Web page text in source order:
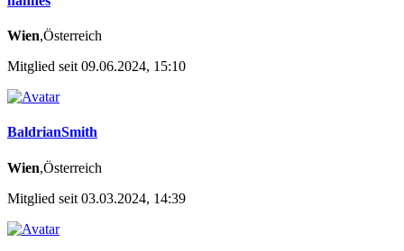
Wien,Österreich
Mitglied seit 09.06.2024, 15:10
BaldrianSmith
Wien,Österreich
Mitglied seit 03.03.2024, 14:39